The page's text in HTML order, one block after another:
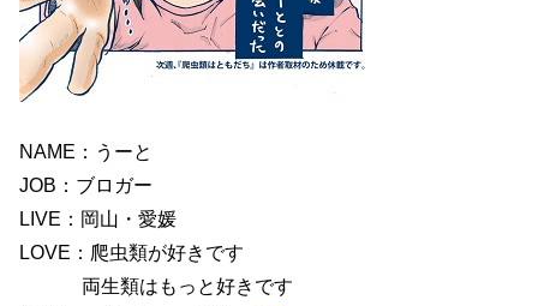
NAME：うーと
JOB：ブロガー
LIVE：岡山・愛媛
LOVE：爬虫類が好きです
両生類はもっと好きです